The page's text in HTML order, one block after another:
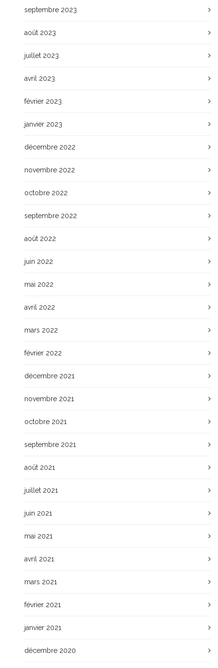
septembre 2023
août 2023
juillet 2023
avril 2023
février 2023
janvier 2023
décembre 2022
novembre 2022
octobre 2022
septembre 2022
août 2022
juin 2022
mai 2022
avril 2022
mars 2022
février 2022
décembre 2021
novembre 2021
octobre 2021
septembre 2021
août 2021
juillet 2021
juin 2021
mai 2021
avril 2021
mars 2021
février 2021
janvier 2021
décembre 2020